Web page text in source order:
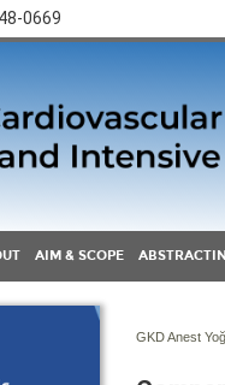
0669
AIM & SCOPE
GKD Anest